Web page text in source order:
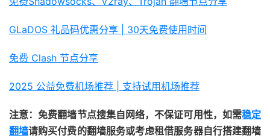
GLaDOS 礼品码优惠分享 | 30天免费使用时间
免费 Clash 节点分享
2025 公益免费机场推荐 | 支持试用机场推荐
注意：免费翻墙节点搜集自网络，不保证可用性，如需稳定
翻墙请购买付费的翻墙服务或考虑租借服务器自行搭建翻墙